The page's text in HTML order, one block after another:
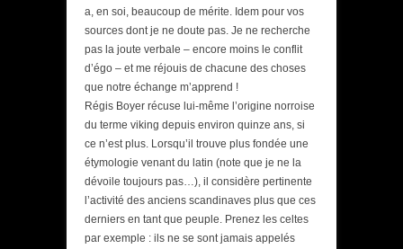
a, en soi, beaucoup de mérite. Idem pour vos
sources dont je ne doute pas. Je ne recherche
pas la joute verbale – encore moins le conflit
d’égo – et me réjouis de chacune des choses
que notre échange m’apprend !
Régis Boyer récuse lui-même l’origine norroise
du terme viking depuis environ quinze ans, si
ce n’est plus. Lorsqu’il trouve plus fondée une
étymologie venant du latin (note que je ne la
dévoile toujours pas…), il considère pertinente
l’activité des anciens scandinaves plus que ces
derniers en tant que peuple. Prenez les celtes
par exemple : ils ne se sont jamais appelés